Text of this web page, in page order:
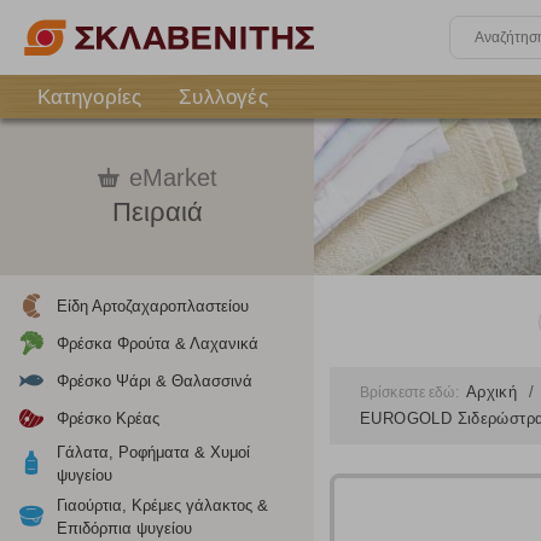
Κατηγορίες
Συλλογές
eMarket
Πειραιά
Είδη Αρτοζαχαροπλαστείου
Φρέσκα Φρούτα & Λαχανικά
Φρέσκο Ψάρι & Θαλασσινά
Φρέσκο Κρέας
Γάλατα, Ροφήματα & Χυμοί
ψυγείου
Γιαούρτια, Κρέμες γάλακτος &
Επιδόρπια ψυγείου
Βρίσκεστε εδώ: Αρχική
EUROGOLD